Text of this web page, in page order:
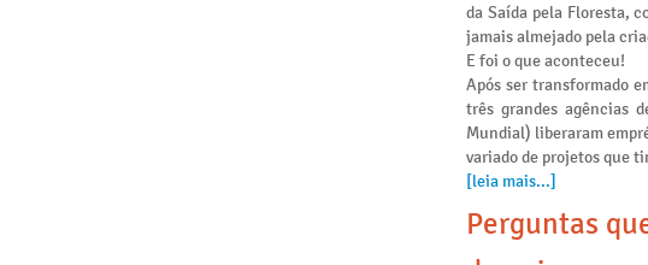
da Saída pela Floresta,
jamais almejado pela
E foi o que aconteceu!
Após ser transformado
três grandes agências
Mundial) liberaram
variado de projetos que
[leia mais...]
Perguntas